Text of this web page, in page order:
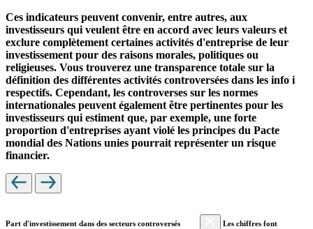
Ces indicateurs peuvent convenir, entre autres, aux
investisseurs qui veulent être en accord avec leurs valeurs et
exclure complètement certaines activités d'entreprise de leur
investissement pour des raisons morales, politiques ou
religieuses. Vous trouverez une transparence totale sur la
définition des différentes activités controversées dans les info i
respectifs. Cependant, les controverses sur les normes
internationales peuvent également être pertinentes pour les
investisseurs qui estiment que, par exemple, une forte
proportion d'entreprises ayant violé les principes du Pacte
mondial des Nations unies pourrait représenter un risque
financier.
Part d'investissement dans des secteurs controversés
Les chiffres font